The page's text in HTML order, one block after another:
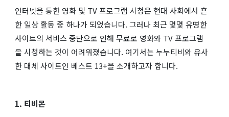
인터넷을 통한 영화 및 TV 프로그램 시청은 현대 사회에서 흔
한 일상 활동 중 하나가 되었습니다. 그러나 최근 몇몇 유명한
사이트의 서비스 중단으로 인해 무료로 영화와 TV 프로그램
을 시청하는 것이 어려워졌습니다. 여기서는 누누티비와 유사
한 대체 사이트인 베스트 13+을 소개하고자 합니다.
1. 티비몬